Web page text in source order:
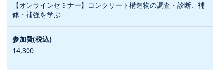
【オンラインセミナー】コンクリート構造物の調査・診断、補
修・補強を学ぶ
14,300